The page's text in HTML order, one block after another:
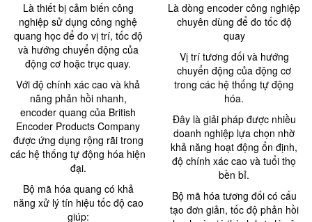
Là thiết bị cảm biến công
nghiệp sử dụng công nghệ
quang học để đo vị trí, tốc độ
và hướng chuyển động của
động cơ hoặc trục quay.
Với độ chính xác cao và khả
năng phản hồi nhanh,
encoder quang của British
Encoder Products Company
được ứng dụng rộng rãi trong
các hệ thống tự động hóa hiện
đại.
Bộ mã hóa quang có khả
năng xử lý tín hiệu tốc độ cao
giúp:
Là dòng encoder công nghiệp
chuyên dùng để đo tốc độ
quay
Vị trí tương đối và hướng
chuyển động của động cơ
trong các hệ thống tự động
hóa.
Đây là giải pháp được nhiều
doanh nghiệp lựa chọn nhờ
khả năng hoạt động ổn định,
độ chính xác cao và tuổi thọ
bền bỉ.
Bộ mã hóa tương đối có cấu
tạo đơn giản, tốc độ phản hồi